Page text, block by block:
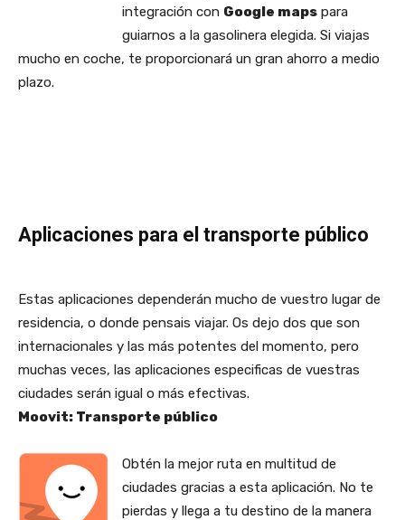
integración con Google maps para
guiarnos a la gasolinera elegida. Si viajas
mucho en coche, te proporcionará un gran ahorro a medio
plazo.
Aplicaciones para el transporte público
Estas aplicaciones dependerán mucho de vuestro lugar de
residencia, o donde pensais viajar. Os dejo dos que son
internacionales y las más potentes del momento, pero
muchas veces, las aplicaciones especificas de vuestras
ciudades serán igual o más efectivas.
Moovit: Transporte público
Obtén la mejor ruta en multitud de
ciudades gracias a esta aplicación. No te
pierdas y llega a tu destino de la manera